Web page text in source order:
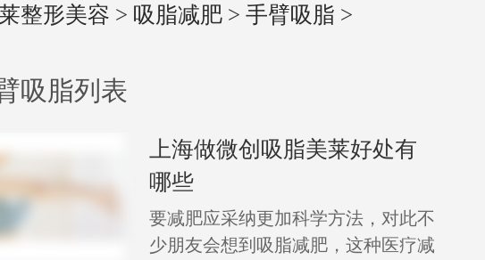
整形美容 > 吸脂减肥 >手臂吸脂 >
吸脂列表
上海做微创吸脂美莱好处有
哪些
要减肥应采纳更加科学方法，对此不
少朋友会想到吸脂减肥，这种医疗减